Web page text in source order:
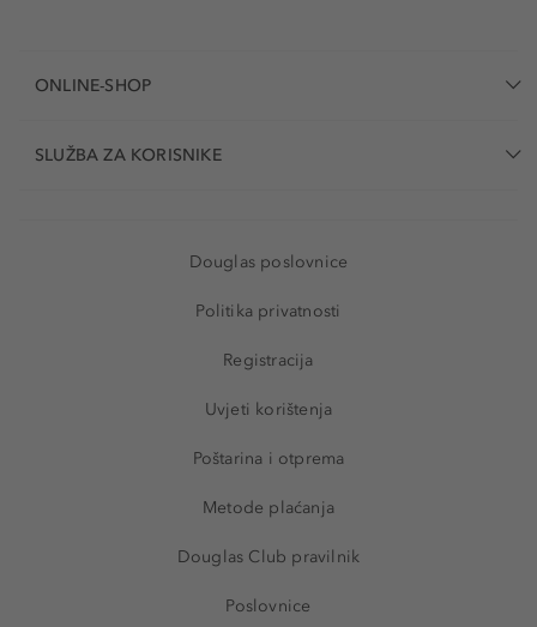
ONLINE-SHOP
SLUŽBA ZA KORISNIKE
Douglas poslovnice
Politika privatnosti
Registracija
Uvjeti korištenja
Poštarina i otprema
Metode plaćanja
Douglas Club pravilnik
Poslovnice